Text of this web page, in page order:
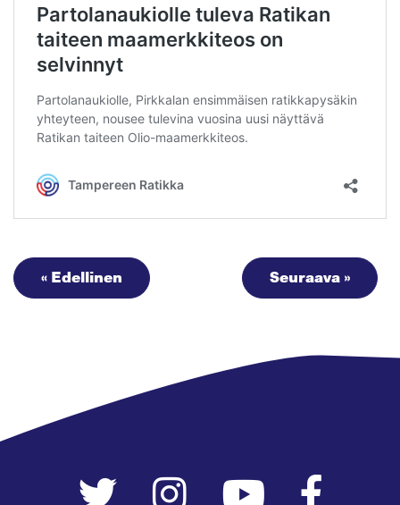
Seuraava »
« Edellinen